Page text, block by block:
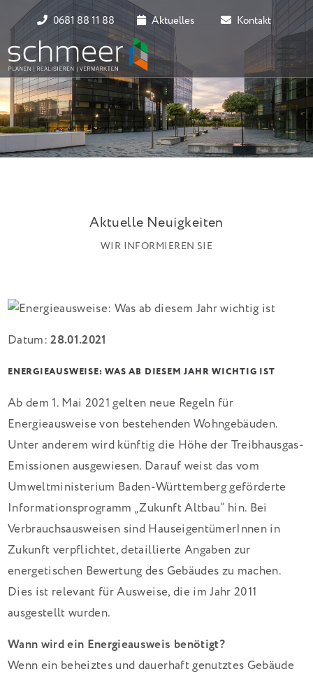
0681 88 11 88 Aktuelles Kontakt
Aktuelle Neuigkeiten
WIR INFORMIEREN SIE
Datum:28.01.2021
ENERGIEAUSWEISE: WAS AB DIESEM JAHR WICHTIG IST
Ab dem 1. Mai 2021 gelten neue Regeln für
Energieausweise von bestehenden Wohngebäuden.
Unter anderem wird künftig die Höhe der Treibhausgas-
Emissionen ausgewiesen. Darauf weist das vom
Umweltministerium Baden-Württemberg geförderte
Informationsprogramm „Zukunft Altbau“ hin. Bei
Verbrauchsausweisen sind HauseigentümerInnen in
Zukunft verpflichtet, detaillierte Angaben zur
energetischen Bewertung des Gebäudes zu machen.
Dies ist relevant für Ausweise, die im Jahr 2011
ausgestellt wurden.
Wann wird ein Energieausweis benötigt?
Wenn ein beheiztes und dauerhaft genutztes Gebäude